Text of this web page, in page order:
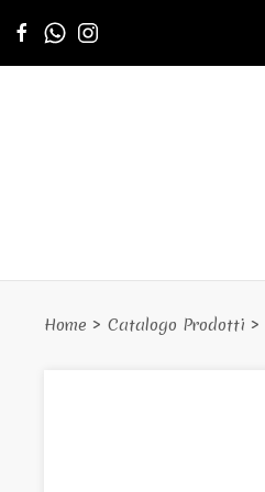
Home Catalogo Prodotti